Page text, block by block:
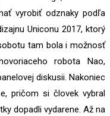
vyrobiť odznaky podľa
Uniconu 2017, ktorý
tam bola i možnosť
robota Nao,
diskusii. Nakoniec
pričom si človek vybral
dopadli vydarene. Až na